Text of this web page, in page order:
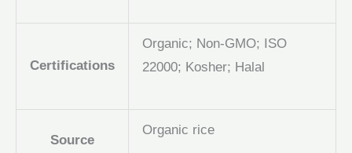
Certifications
Organic; Non-GMO; ISO
22000; Kosher; Halal
Source
Organic rice